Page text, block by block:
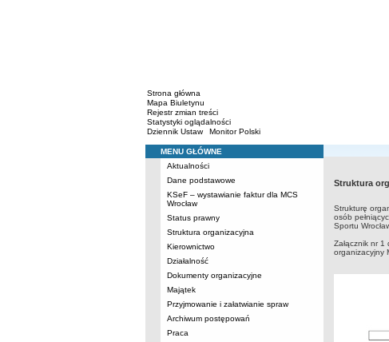
Strona główna
Mapa Biuletynu
Rejestr zmian treści
Statystyki oglądalności
Dziennik Ustaw
Monitor Polski
Menu
MENU GŁÓWNE
Aktualności
Dane podstawowe
KSeF – wystawianie faktur dla MCS
Wrocław
Status prawny
Struktura organizacyjna
Kierownictwo
Działalność
Dokumenty organizacyjne
Majątek
Przyjmowanie i załatwianie spraw
Archiwum postępowań
Praca
Struktura
Strukturę
osób
Sportu
Załącznik nr
organizacyjny